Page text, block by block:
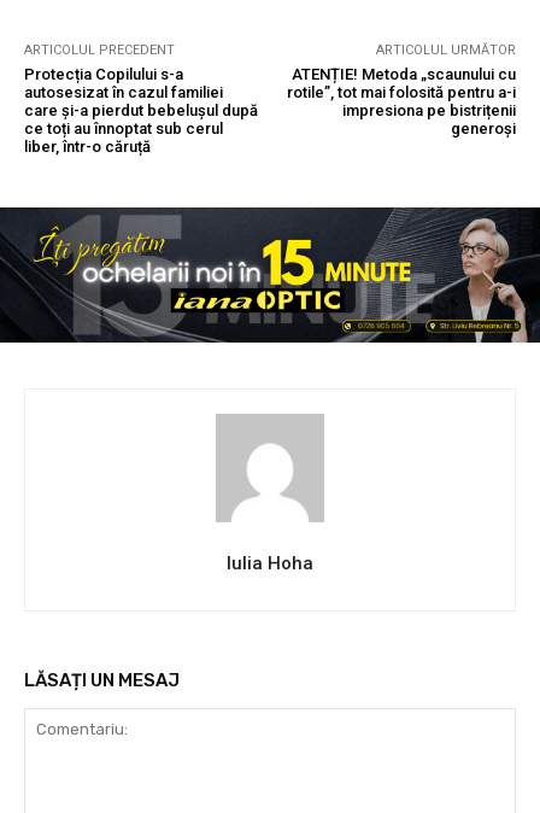
ARTICOLUL PRECEDENT
Protecția Copilului s-a
autosesizat în cazul familiei
care și-a pierdut bebelușul după
ce toți au înnoptat sub cerul
liber, într-o căruță
ARTICOLUL URMĂTOR
ATENȚIE! Metoda „scaunului cu
rotile”, tot mai folosită pentru a-i
impresiona pe bistrițenii
generoși
Iulia Hoha
LĂSAȚI UN MESAJ